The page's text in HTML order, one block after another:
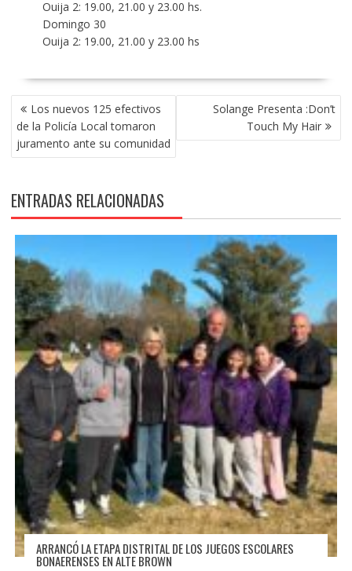
Ouija 2: 19.00, 21.00 y 23.00 hs.
Domingo 30
Ouija 2: 19.00, 21.00 y 23.00 hs
NAVEGACIÓN
DE
ENTRADAS
Los nuevos 125 efectivos
de la Policía Local tomaron
juramento ante su comunidad
Solange Presenta :Don’t
Touch My Hair
ENTRADAS RELACIONADAS
ARRANCÓ LA ETAPA DISTRITAL DE LOS JUEGOS ESCOLARES
BONAERENSES EN ALTE BROWN